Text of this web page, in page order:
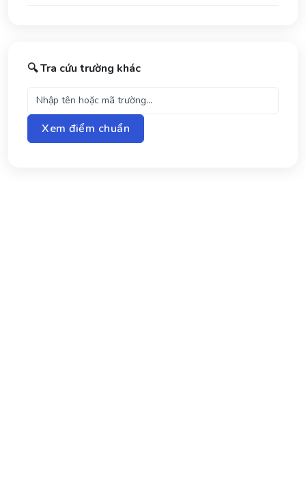
🔍 Tra cứu trường khác
Xem điểm chuẩn